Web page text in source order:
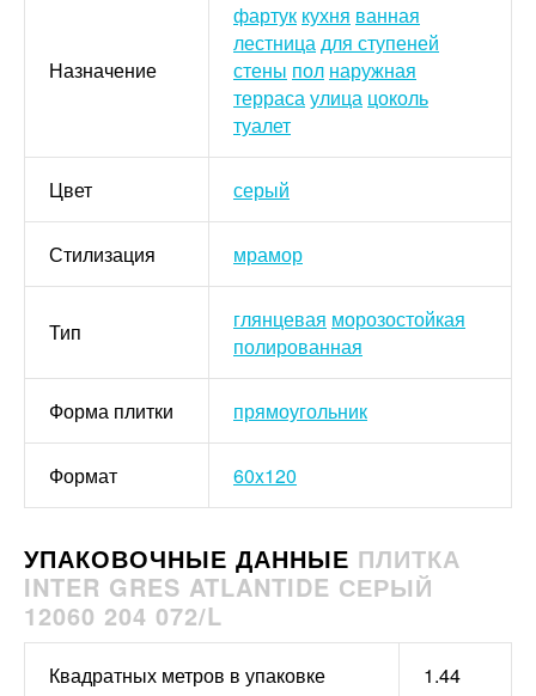
Назначение
фартук кухня ванная
лестницадля ступеней
стены пол наружная
террасаулица цоколь
туалет
Цвет серый
Стилизация мрамор
Тип глянцевая морозостойкая
полированная
Форма плитки прямоугольник
Формат 60x120
УПАКОВОЧНЫЕ ДАННЫЕ ПЛИТКА
INTER GRES ATLANTIDE СЕРЫЙ
12060 204 072/L
Квадратных метров в упаковке 1.44